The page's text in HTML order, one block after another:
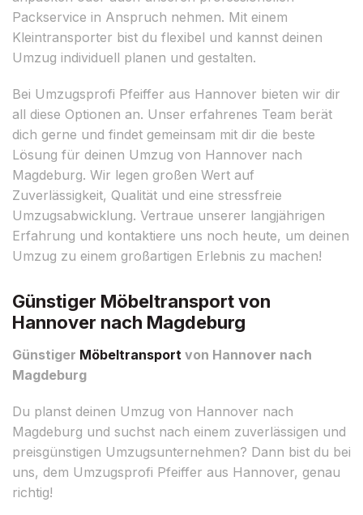
Packservice in Anspruch nehmen. Mit einem
Kleintransporter bist du flexibel und kannst deinen
Umzug individuell planen und gestalten.
Bei Umzugsprofi Pfeiffer aus Hannover bieten wir dir
all diese Optionen an. Unser erfahrenes Team berät
dich gerne und findet gemeinsam mit dir die beste
Lösung für deinen Umzug von Hannover nach
Magdeburg. Wir legen großen Wert auf
Zuverlässigkeit, Qualität und eine stressfreie
Umzugsabwicklung. Vertraue unserer langjährigen
Erfahrung und kontaktiere uns noch heute, um deinen
Umzug zu einem großartigen Erlebnis zu machen!
Günstiger Möbeltransport von
Hannover nach Magdeburg
Günstiger Möbeltransport von Hannover nach
Magdeburg
Du planst deinen Umzug von Hannover nach
Magdeburg und suchst nach einem zuverlässigen und
preisgünstigen Umzugsunternehmen? Dann bist du bei
uns, dem Umzugsprofi Pfeiffer aus Hannover, genau
richtig!